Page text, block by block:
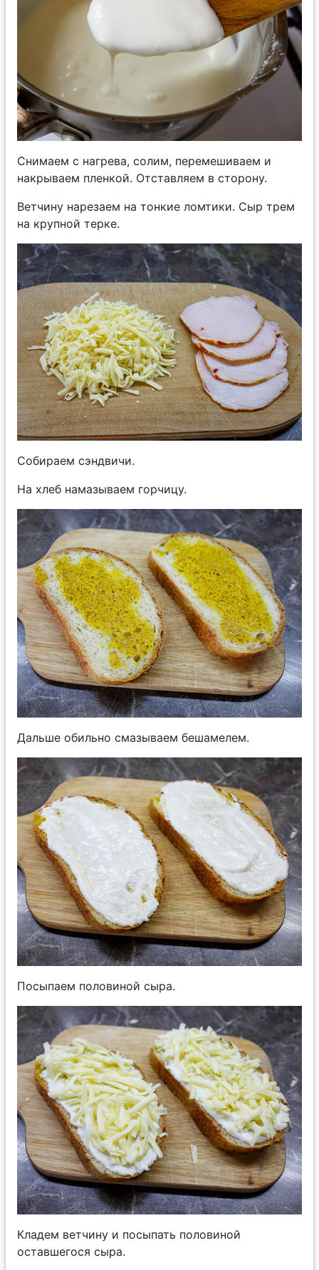
Снимаем с нагрева, солим, перемешиваем и
накрываем пленкой. Отставляем в сторону.
Ветчину нарезаем на тонкие ломтики. Сыр трем
на крупной терке.
Собираем сэндвичи.
На хлеб намазываем горчицу.
Дальше обильно смазываем бешамелем.
Посыпаем половиной сыра.
Кладем ветчину и посыпать половиной
оставшегося сыра.